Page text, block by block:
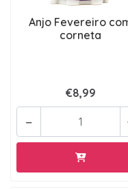
Anjo Fevereiro
corneta
€8,99
-